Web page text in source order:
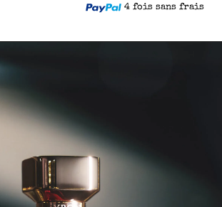
4 fois sans frais